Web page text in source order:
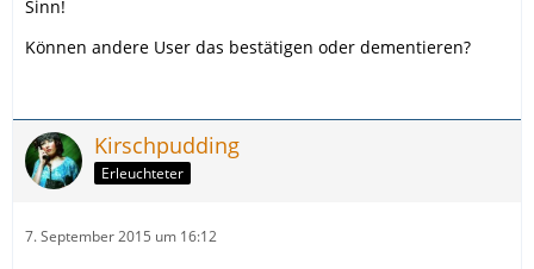
Sinn!
Können andere User das bestätigen oder dementieren?
Kirschpudding
Erleuchteter
7. September 2015 um 16:12